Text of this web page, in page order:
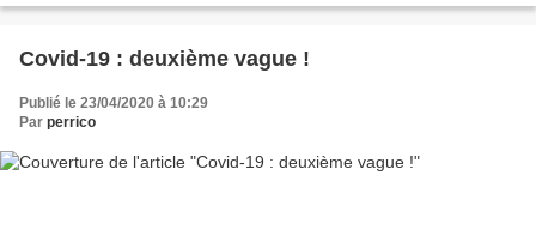
Covid-19 : deuxième vague !
Publié le 23/04/2020 à 10:29
Par perrico